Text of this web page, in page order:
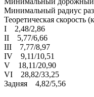
Минимальный радиус
Теоретическая скорость
I 2,48/2,86
II 5,77/6,66
III 7,77/8,97
IV 9,11/10,51
V 18,11/20,90
VI 28,82/33,25
Задняя 4,82/5,56